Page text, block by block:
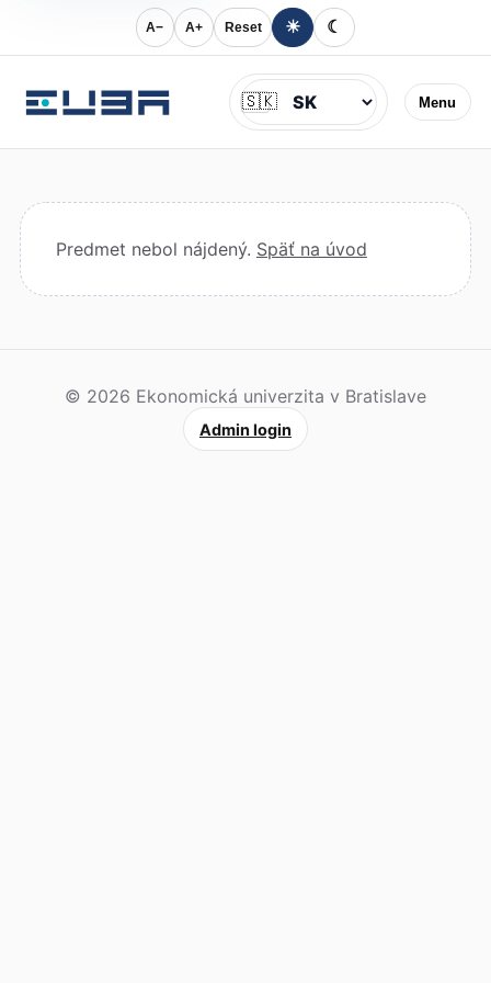
A− A+ Reset ☀ ☾
Menu
Jazyk
🇸🇰
Predmet nebol nájdený. Späť na úvod
© 2026 Ekonomická univerzita v Bratislave
Admin login